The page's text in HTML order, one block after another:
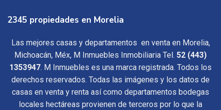
2345 propiedades en Morelia
Las mejores casas y departamentos en venta en Morelia,
Michoacán, Méx, M Inmuebles Inmobiliaria Tel. 52 (443)
1353947. M Inmuebles es una marca registrada. Todos los
derechos reservados. Todas las imágenes y los datos de
casas en venta y renta así como departamentos bodegas
locales hectáreas provienen de terceros por lo que la